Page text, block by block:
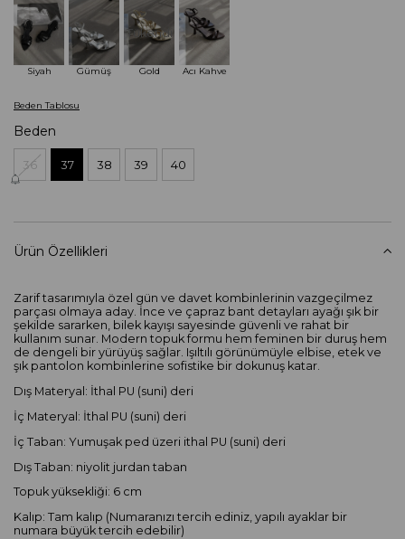
Siyah Gümüş
Tükendi
Gold Acı Kahve
Beden Tablosu
Beden
36 37 38 39 40
Ürün Özellikleri
Zarif tasarımıyla özel gün ve davet kombinlerinin vazgeçilmez
parçası olmaya aday. İnce ve çapraz bant detayları ayağı şık bir
şekilde sararken, bilek kayışı sayesinde güvenli ve rahat bir
kullanım sunar. Modern topuk formu hem feminen bir duruş hem
de dengeli bir yürüyüş sağlar. Işıltılı görünümüyle elbise, etek ve
şık pantolon kombinlerine sofistike bir dokunuş katar.
Dış Materyal: İthal PU (suni) deri
İç Materyal: İthal PU (suni) deri
İç Taban: Yumuşak ped üzeri ithal PU (suni) deri
Dış Taban: niyolit jurdan taban
Topuk yüksekliği: 6 cm
Kalıp: Tam kalıp (Numaranızı tercih ediniz, yapılı ayaklar bir
numara büyük tercih edebilir)